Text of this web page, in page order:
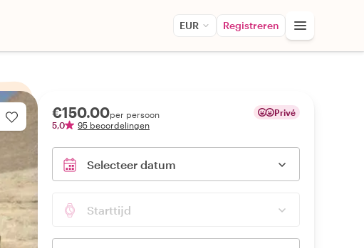
EUR Registreren
€150.00per persoon
5,0
95 beoordelingen
Privé
Selecteer datum
Starttijd